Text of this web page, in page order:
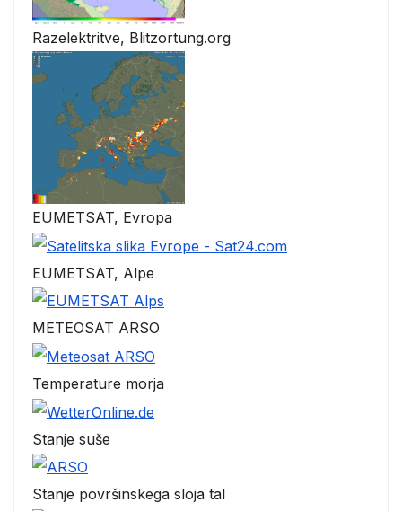
Razelektritve, Blitzortung.org
EUMETSAT, Evropa
EUMETSAT, Alpe
METEOSAT ARSO
Temperature morja
Stanje suše
Stanje površinskega sloja tal